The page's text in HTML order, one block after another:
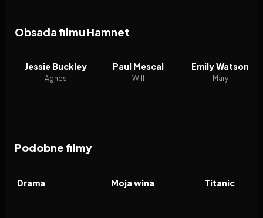
Obsada filmu Hamnet
Jessie Buckley
Agnes
Paul Mescal
Will
Emily Watson
Mary
Podobne filmy
FILM
Drama FILM
Moja wina FILM
Titanic